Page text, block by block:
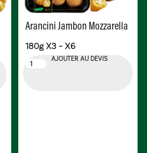
Arancini Jambon Mozzarella
180g X3 – X6
AJOUTER AU DEVIS